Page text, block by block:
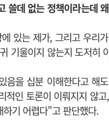
쓸데 없는 정책이라는데
있는 제가, 그리고 우리
기울이지 않는지 도저히
음을 십분 이해한다고 해
적인 토론이 이뤄지지 않
기 어렵다"고 판단했다.